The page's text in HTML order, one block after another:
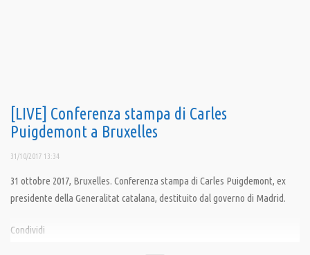
[LIVE] Conferenza stampa di Carles
Puigdemont a Bruxelles
31/10/2017 13:34
31 ottobre 2017, Bruxelles. Conferenza stampa di Carles Puigdemont, ex
presidente della Generalitat catalana, destituito dal governo di Madrid.
Condividi